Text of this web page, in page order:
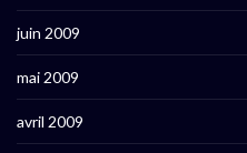
juin 2009
mai 2009
avril 2009